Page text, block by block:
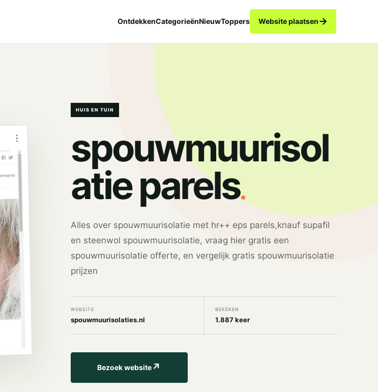
OntdekkenCategorieënNieuwToppers Website plaatsen→
⋮
HUIS EN TUIN
spouwmuurisol
atie parels.
Alles over spouwmuurisolatie met hr++ eps parels,knauf supafil
en steenwol spouwmuurisolatie, vraag hier gratis een
spouwmuurisolatie offerte, en vergelijk gratis spouwmuurisolatie
prijzen
WEBSITE
spouwmuurisolaties.nl
BEKEKEN
1.887 keer
Bezoek website↗